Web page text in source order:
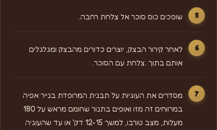
שופכים כוס סוכר אל צלחת רחבה.
לאחר קירור הבצק, יוצרים כדורים מהבצק ומגלגלים
אותם בתוך .צלחת עם הסוכר.
מסדרים את העוגיות על תבנית המרופדת בנייר אפיה
במרווחים זה מזו ואופים בתנור שחומם מראש על 180
מעלות, מצב טורבו, למשך 12-15 דק' או עד שהעוגיה